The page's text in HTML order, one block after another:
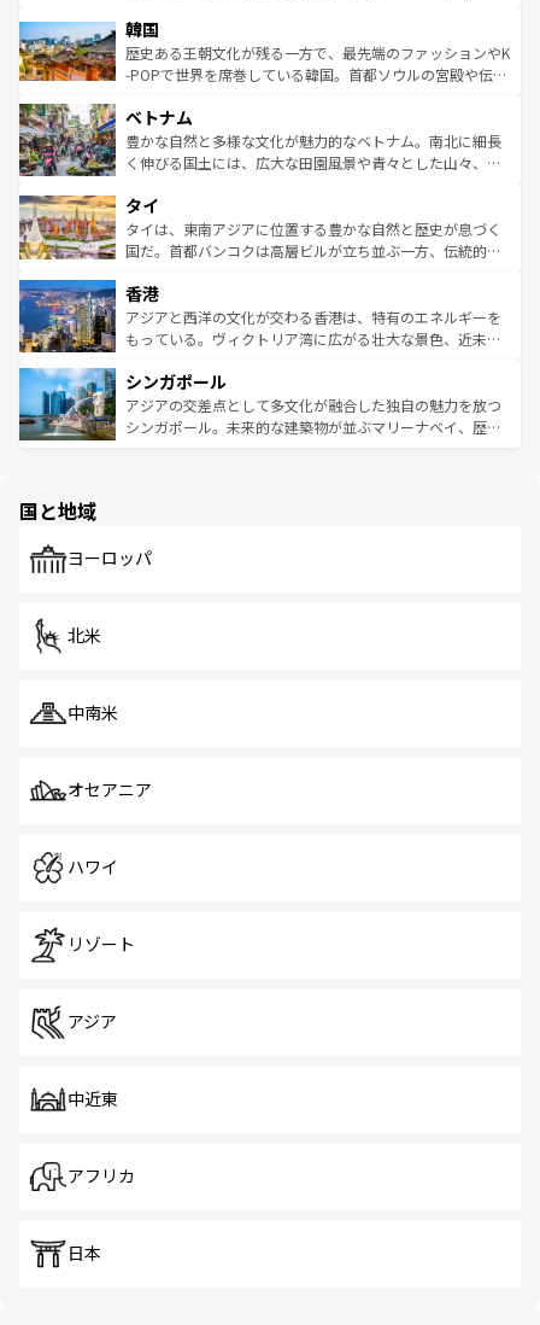
はコンテンツ一覧
いる。アクティビティも充実しており、サーフィンやダイ
ビング、ハイキングなど、アウトドア好きにはたまらな
い。オーストラリアの多彩な魅力を存分に味わいつくそ
参照してほしい。
ン）、静ひつな山岳地帯である台湾東部など、都市の喧騒
と山間の静けさが共存しており、訪れる人に新しい発見と
驚きをもたらしてくれる。また、奥深い台湾の食文化も魅
容にもいいと評判のスイーツなど、バラエティ豊かな料理
が味わえる。 なお、新着の台湾情報は コンテンツ一覧を参
照してほしい。
韓国
歴史ある王朝文化が残る一方で、最先端のファッションやK
-POPで世界を席巻している韓国。首都ソウルの宮殿や伝統
き、地方に足を延ばせば四季折々の自然美を楽しむことが
できる。そして、キムチや焼肉、絶品のストリートフード
まで、さまざまな韓国料理が待っている。夜には、韓国な
リティに包まれながら、韓国の多彩な魅力を心ゆくまで味
わってみてほしい。 なお、新着の韓国情報はコンテンツ一
覧を参照してほしい。
ベトナム
豊かな自然と多様な文化が魅力的なベトナム。南北に細長
く伸びる国土には、広大な田園風景や青々とした山々、世
急速な発展と共に伝統が息づく。ハノイの古い町並みやホ
ーチミン市のフランス統治時代の建物も、独特の雰囲気を
醸し出している。また、バラエティの豊かさとおいしさで
とつ。フォーやバインミー、ベトナムコーヒーなどは、ぜ
ひ現地で味わいたい。どの地域を訪れてもあたたかい人々
が旅行者を迎えてくれるので、きっと忘れられない旅にな
参照してほしい。
タイ
タイは、東南アジアに位置する豊かな自然と歴史が息づく
国だ。首都バンコクは高層ビルが立ち並ぶ一方、伝統的な
の活気が交差している。北部ではチェンマイなどの山岳地
帯で自然と触れ合い、南部ではプーケットやクラビの美し
いビーチでリゾート気分を楽しむことができる。タイ料理
激する。気候は一年中温暖で、どの季節にも異なる楽しみ
が待っている。親しみやすいタイの人々、仏教を中心とし
た文化、そして多様な観光資源が、訪れる旅人を魅了し続
香港
アジアと西洋の文化が交わる香港は、特有のエネルギーを
もっている。ヴィクトリア湾に広がる壮大な景色、近未来
み、どこを訪れても感動するはず。観光スポットが密集し
ており、効率よく見どころを回れるのも魅力。息をのむよ
うな絶景から文化的な体験まで、香港を存分に楽しみ尽く
シンガポール
アジアの交差点として多文化が融合した独自の魅力を放つ
シンガポール。未来的な建築物が並ぶマリーナベイ、歴史
で、ホーカーズは地元の風情を楽しめる外せないスポット
国と地域
ヨーロッパ
北米
中南米
オセアニア
ハワイ
リゾート
アジア
中近東
アフリカ
日本